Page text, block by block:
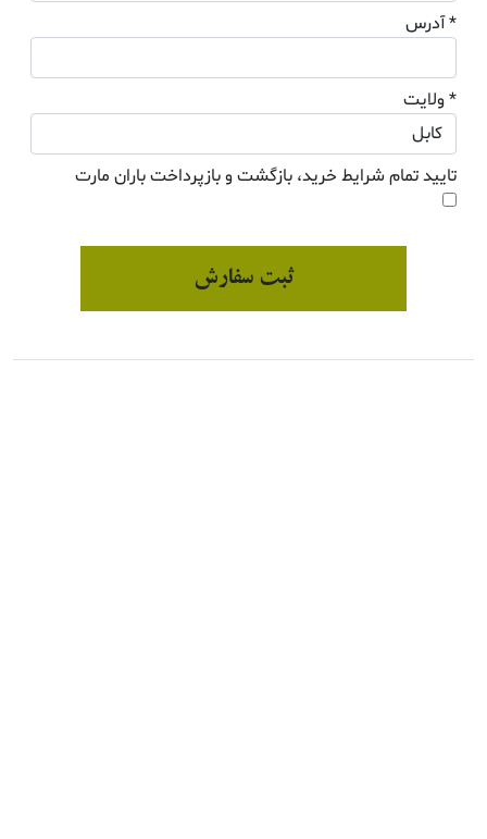
* آدرس
* ولایت
تایید تمام شرایط خرید، بازگشت و بازپرداخت باران مارت
ثبت سفارش